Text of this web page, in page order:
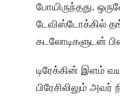
போயிருந்தது.
டேவிஸ்டோக்கில்
கடலோடிகளுடன்
டிரேக்கின் இளம்
பிரேசிலிலும்